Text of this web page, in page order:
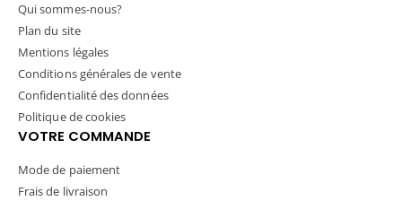
Qui sommes-nous?
Plan du site
Mentions légales
Conditions générales de vente
Confidentialité des données
Politique de cookies
VOTRE COMMANDE
Mode de paiement
Frais de livraison